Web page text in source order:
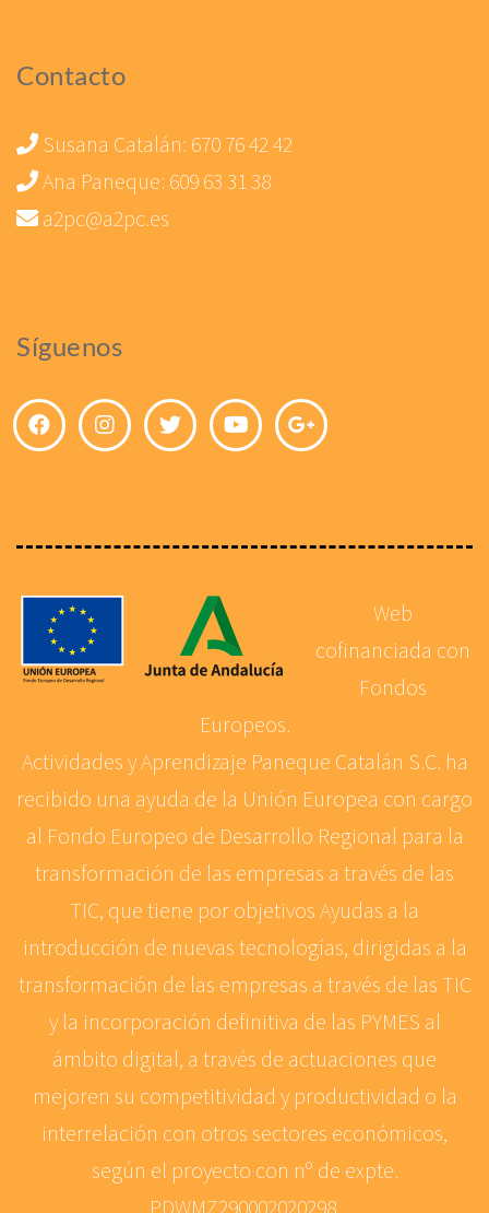
Contacto
Susana Catalán: 670 76 42 42
Ana Paneque: 609 63 31 38
a2pc@a2pc.es
Síguenos
Web
cofinanciada con
Fondos
Europeos.
Actividades y Aprendizaje Paneque Catalán S.C. ha
recibido una ayuda de la Unión Europea con cargo
al Fondo Europeo de Desarrollo Regional para la
transformación de las empresas a través de las
TIC, que tiene por objetivos Ayudas a la
introducción de nuevas tecnologías, dirigidas a la
transformación de las empresas a través de las TIC
y la incorporación definitiva de las PYMES al
ámbito digital, a través de actuaciones que
mejoren su competitividad y productividad o la
interrelación con otros sectores económicos,
según el proyecto con nº de expte.
PDWMZ290002020298.